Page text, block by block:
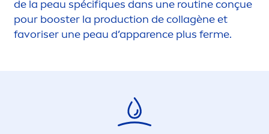
de la peau spécifiques dans une routine conçue
pour booster la production de collagène et
favoriser une peau d’apparence plus ferme.